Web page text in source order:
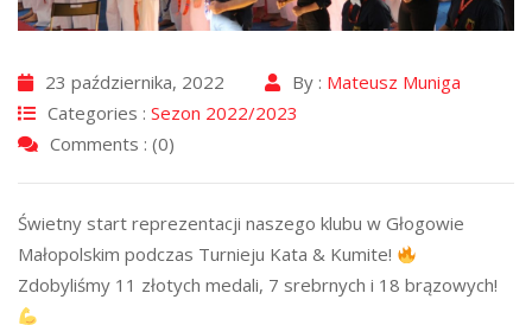
23 października, 2022 By : Mateusz Muniga
Categories : Sezon 2022/2023
Comments : (0)
Świetny start reprezentacji naszego klubu w Głogowie
Małopolskim podczas Turnieju Kata & Kumite!
Zdobyliśmy 11 złotych medali, 7 srebrnych i 18 brązowych!